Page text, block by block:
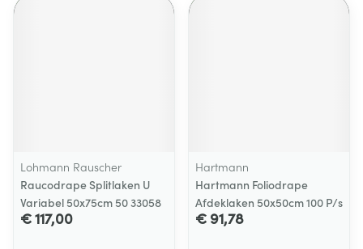
Lohmann Rauscher
Raucodrape Splitlaken U
Variabel 50x75cm 50 33058
€ 117,00
Hartmann
Hartmann Foliodrape
Afdeklaken 50x50cm 100 P/s
€ 91,78